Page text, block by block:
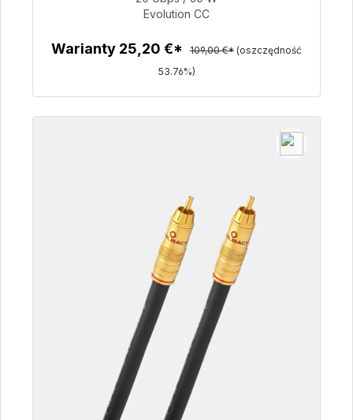
Szczegóły
Evolution CC
Warianty 25,20 €* 109,00 €* (oszczędność
53.76%)